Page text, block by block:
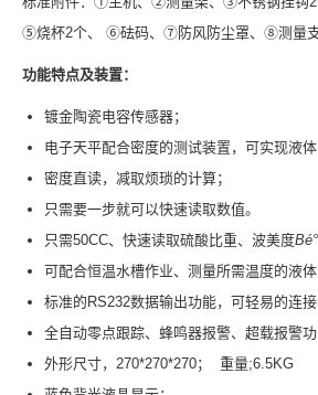
⑤烧杯2个、 ⑥砝码、⑦防风防尘罩、⑧测量
功能特点及装置：
镀金陶瓷电容传感器；
电子天平配合密度的测试装置，可实现液体
密度直读，减取烦琐的计算；
只需要一步就可以快速读取数值。
只需50CC、快速读取硫酸比重、波美度Bé°
可配合恒温水槽作业、测量所需温度的液
标准的RS232数据输出功能，可轻易的连接
全自动零点跟踪、蜂鸣器报警、超载报警
外形尺寸，270*270*270； 重量;6.5KG